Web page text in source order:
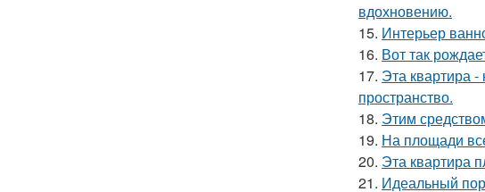
вдохновению.
15. Интерьер
16. Вот так
17. Эта квартира
пространство.
18. Этим
19. На площади
20. Эта квартира
21. Идеальный